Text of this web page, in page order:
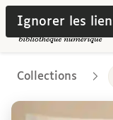
Ignorer les
Collections